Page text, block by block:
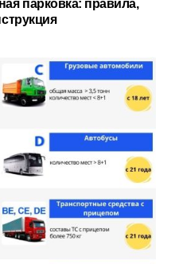
парковка: правила,